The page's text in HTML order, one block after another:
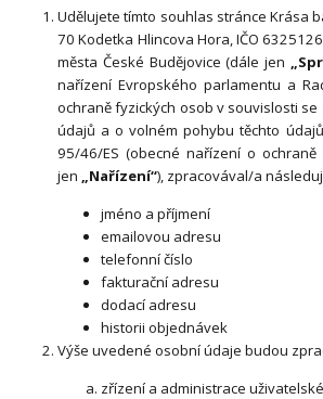
Udělujete tímto souhlas stránce Krása
70 Kodetka Hlincova Hora, IČO
města České Budějovice (dále jen
nařízení Evropského parlamentu a
ochraně fyzických osob v souvislosti
údajů a o volném pohybu těchto
95/46/ES (obecné nařízení o ochraně
jen „Nařízení“), zpracovával/a
jméno a příjmení
emailovou adresu
telefonní číslo
fakturační adresu
dodací adresu
historii objednávek
Výše uvedené osobní údaje budou
zřízení a administrace